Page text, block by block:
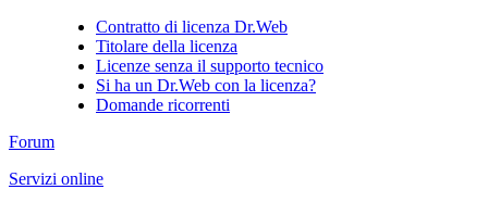
Contratto di licenza Dr.Web
Titolare della licenza
Licenze senza il supporto tecnico
Si ha un Dr.Web con la licenza?
Domande ricorrenti
Forum
Servizi online